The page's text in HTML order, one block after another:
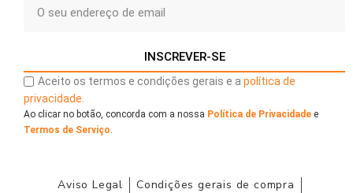
INSCREVER-SE
Aceito os termos e condições gerais e a política de
privacidade.
Ao clicar no botão, concorda com a nossa Política de Privacidade e
Termos de Serviço
Aviso Legal
Condições gerais de compra